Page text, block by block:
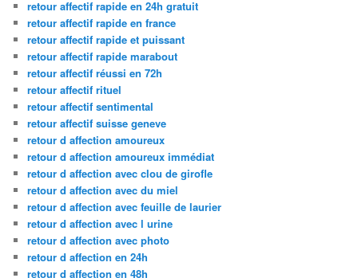
retour affectif rapide en 24h gratuit
retour affectif rapide en france
retour affectif rapide et puissant
retour affectif rapide marabout
retour affectif réussi en 72h
retour affectif rituel
retour affectif sentimental
retour affectif suisse geneve
retour d affection amoureux
retour d affection amoureux immédiat
retour d affection avec clou de girofle
retour d affection avec du miel
retour d affection avec feuille de laurier
retour d affection avec l urine
retour d affection avec photo
retour d affection en 24h
retour d affection en 48h